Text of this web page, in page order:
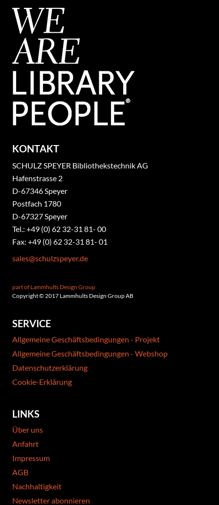
KONTAKT
SCHULZ SPEYER Bibliothekstechnik AG
Hafenstrasse 2
​D-67346 Speyer
Postfach 1780
D-67327 Speyer
Tel.: +49 (0) 62 32-31 81- 00
Fax: +49 (0) 62 32-31 81- 01
sales@schulzspeyer.de
part of Lammhults Design Group
Copyright © 2017 Lammhults Design Group AB
SERVICE
Allgemeine Geschäftsbedingungen - Projekt
Allgemeine Geschäftsbedingungen - Webshop
Datenschutzerklärung
Cookie-Erklärung
LINKS
Über uns
Anfahrt
Impressum
AGB
Nachhaltigkeit
Newsletter abonnieren